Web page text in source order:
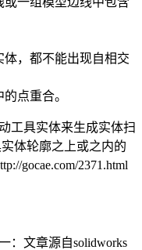
，都不能出现自相交
点重合。
工具实体来生成实体扫
体轮廓之上或之内的
gocae.com/2371.html
： 文章源自solidworks